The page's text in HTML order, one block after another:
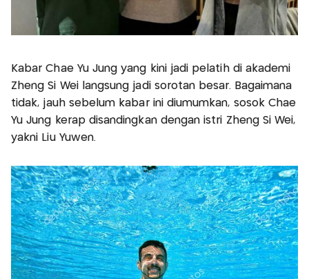
Kabar Chae Yu Jung yang kini jadi pelatih di akademi
Zheng Si Wei langsung jadi sorotan besar. Bagaimana
tidak, jauh sebelum kabar ini diumumkan, sosok Chae
Yu Jung kerap disandingkan dengan istri Zheng Si Wei,
yakni Liu Yuwen.